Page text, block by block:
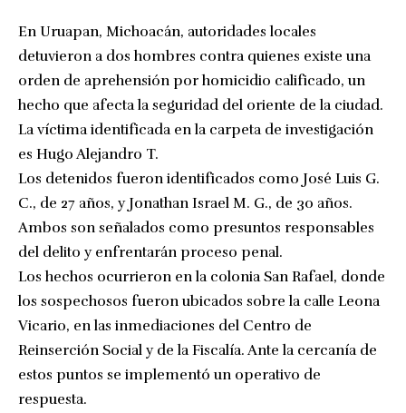
En Uruapan, Michoacán, autoridades locales
detuvieron a dos hombres contra quienes existe una
orden de aprehensión por homicidio calificado, un
hecho que afecta la seguridad del oriente de la ciudad.
La víctima identificada en la carpeta de investigación
es Hugo Alejandro T.
Los detenidos fueron identificados como José Luis G.
C., de 27 años, y Jonathan Israel M. G., de 30 años.
Ambos son señalados como presuntos responsables
del delito y enfrentarán proceso penal.
Los hechos ocurrieron en la colonia San Rafael, donde
los sospechosos fueron ubicados sobre la calle Leona
Vicario, en las inmediaciones del Centro de
Reinserción Social y de la Fiscalía. Ante la cercanía de
estos puntos se implementó un operativo de
respuesta.